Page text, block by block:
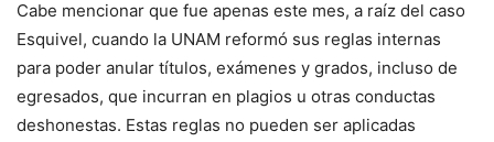
Cabe mencionar que fue apenas este mes, a raíz del caso
Esquivel, cuando la UNAM reformó sus reglas internas
para poder anular títulos, exámenes y grados, incluso de
egresados, que incurran en plagios u otras conductas
deshonestas. Estas reglas no pueden ser aplicadas